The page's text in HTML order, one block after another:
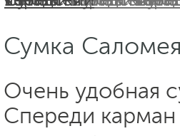
Сумка
Очень удобная
Спереди